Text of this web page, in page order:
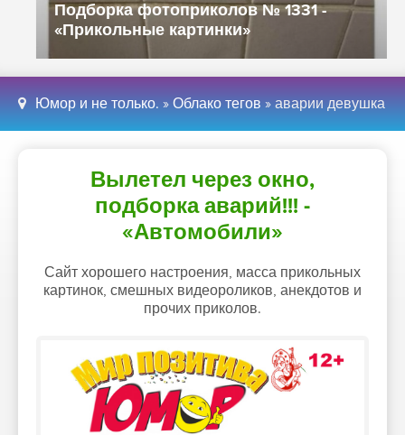
Подборка фотоприколов № 1331 -
«Прикольные картинки»
Юмор и не только. » Облако тегов » аварии девушка
Вылетел через окно,
подборка аварий!!! -
«Автомобили»
Сайт хорошего настроения, масса прикольных
картинок, смешных видеороликов, анекдотов и
прочих приколов.